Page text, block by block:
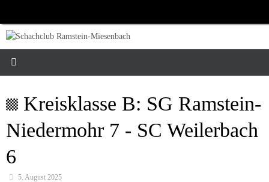
springen
Kreisklasse B: SG Ramstein-
Niedermohr 7 - SC Weilerbach
6
5. August 2025